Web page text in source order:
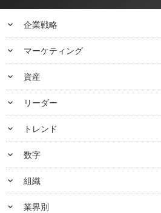
keyboard_arrow_down 企業戦略
keyboard_arrow_down マーケティング
keyboard_arrow_down 資産
keyboard_arrow_down リーダー
keyboard_arrow_down トレンド
keyboard_arrow_down 数字
keyboard_arrow_down 組織
keyboard_arrow_down 業界別